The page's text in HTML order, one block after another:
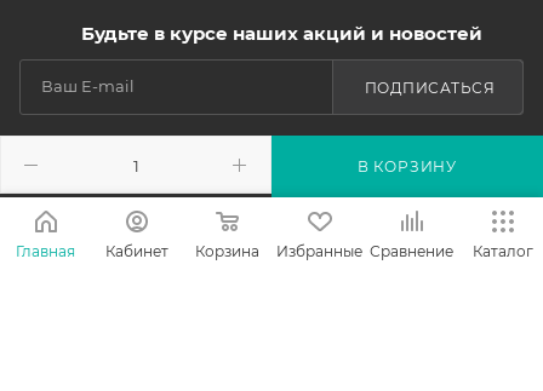
В КОРЗИНУ
Будьте в курсе наших акций и новостей
ПОДПИСАТЬСЯ
КАТАЛОГ
Главная Кабинет Корзина Избранные Сравнение Каталог